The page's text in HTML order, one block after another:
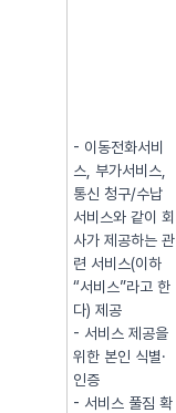
- 이동전화서비
스, 부가서비스,
통신 청구/수납
서비스와 같이 회
사가 제공하는 관
련 서비스(이하
“서비스”라고 한
다) 제공
- 서비스 제공을
위한 본인 식별·
인증
- 서비스 풀짐 확